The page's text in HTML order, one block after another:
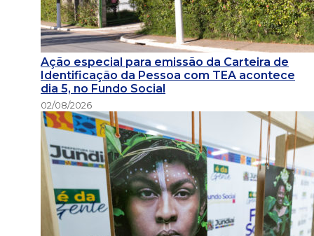
Ação especial para emissão da Carteira de
Identificação da Pessoa com TEA acontece
dia 5, no Fundo Social
02/08/2026